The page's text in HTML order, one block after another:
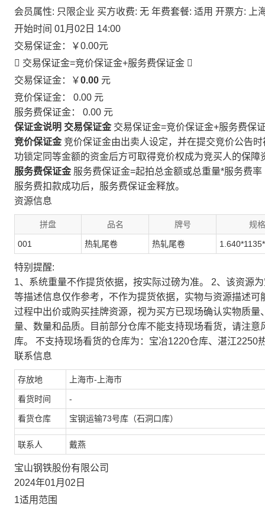
会员属性: 只限企业 买方收费: 无 年费套餐: 适用 开票方: 上
开始时间 01月02日 14:00
交易保证金：
￥0.00元
 交易保证金=竞价保证金+服务费保证金 
交易保证金：￥0.00 元
竞价保证金： 0.00 元
服务费保证金： 0.00 元
保证金说明 交易保证金 交易保证金=竞价保证金+服务费保
竞价保证金 竞价保证金由出卖人设定，并在提交竞价公告
功锁定同等金额的资金后方可取得竞价权成为竞买人的保障
服务费保证金 服务费保证金=起拍总金额或总重量*服务费率
服务费扣款成功后，服务费保证金释放。
资源信息
拼盘 品名 牌号 规格
001 热轧尾卷 热轧尾卷
特别提醒:
1、系统重量不作提货依据，按实际过磅为准。 2、该资源
等描述信息仅作参考，不作为提货依据，实物与资源描述
过程中出价或购买挂牌资源，视为买方已现场确认实物质
量、数量和品质。目前部分仓库不能支持现场看货，请注
库。 不支持现场看货的仓库为：宝冶1220仓库、湛江2250
联系信息
存放地 上海市-上海市
看货时间 -
看货仓库 宝钢运输73号库（石洞口库）
联系人 戴燕
宝山钢铁股份有限公司
2024年01月02日
1适用范围